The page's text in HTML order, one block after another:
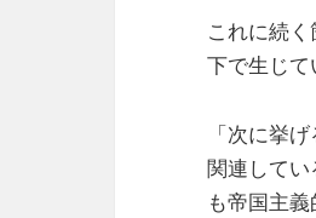
これに続
下で生じて
「次に挙
関連して
も帝国主